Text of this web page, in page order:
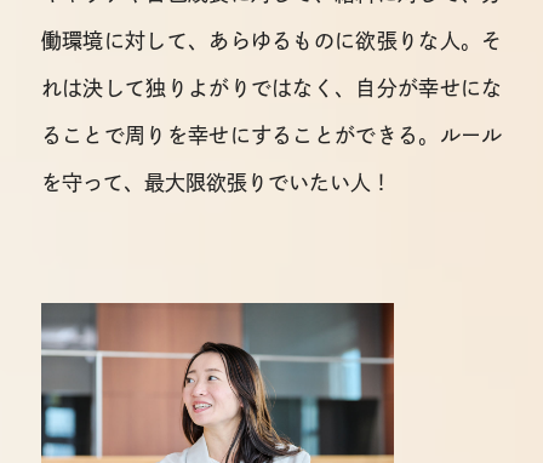
働環境に対して、あらゆるものに欲張りな人。 そ
れは決して独りよがりではなく、自分が幸せにな
ることで周りを幸せにすることができる。 ルール
を守って、最大限欲張りでいたい人！